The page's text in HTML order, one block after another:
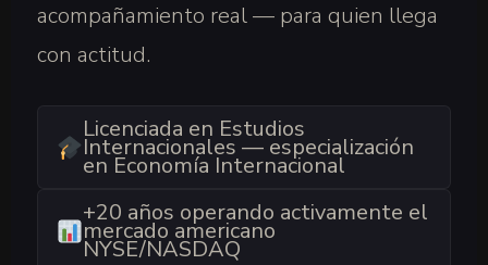
acompañamiento real — para quien llega
con actitud.
Licenciada en Estudios
Internacionales — especialización
en Economía Internacional
+20 años operando activamente el
mercado americano
NYSE/NASDAQ